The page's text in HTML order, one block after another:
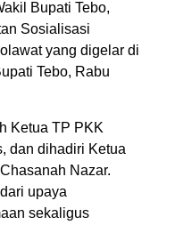
Bupati Tebo,
Sosialisasi
yang digelar di
Tebo, Rabu
Ketua TP PKK
, dan dihadiri Ketua
Nazar.
upaya
sekaligus